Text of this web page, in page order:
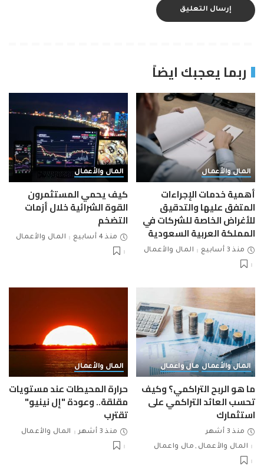
ربما يعجبك ايضاً
المال والأعمال
أهمية خدمات الإجراءات
المتفق عليها والتدقيق
للأغراض الخاصة للشركات في
المملكة العربية السعودية
منذ 3 أسابيع المال والأعمال
المال والأعمال
كيف يحمي المستثمرون
القوة الشرائية خلال أزمات
التضخم
منذ 4 أسابيع المال والأعمال
المال والأعمال مال واعمال
ما هو الربح التراكمي؟ وكيف
تحسب العائد التراكمي على
استثمارك
منذ 3 أشهر
المال والأعمال
مال واعمال
المال والأعمال
حرارة المحيطات عند مستويات
مقلقة.. وعودة "إل نينيو"
تقترب
منذ 3 أشهر المال والأعمال